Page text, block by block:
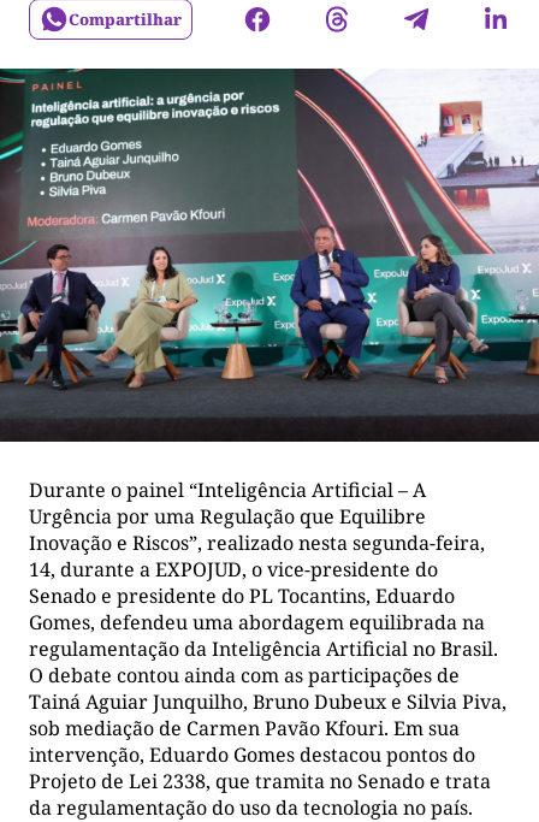
Compartilhar
Durante o painel “Inteligência Artificial – A
Urgência por uma Regulação que Equilibre
Inovação e Riscos”, realizado nesta segunda-feira,
14, durante a EXPOJUD, o vice-presidente do
Senado e presidente do PL Tocantins, Eduardo
Gomes, defendeu uma abordagem equilibrada na
regulamentação da Inteligência Artificial no Brasil.
O debate contou ainda com as participações de
Tainá Aguiar Junquilho, Bruno Dubeux e Silvia Piva,
sob mediação de Carmen Pavão Kfouri. Em sua
intervenção, Eduardo Gomes destacou pontos do
Projeto de Lei 2338, que tramita no Senado e trata
da regulamentação do uso da tecnologia no país.